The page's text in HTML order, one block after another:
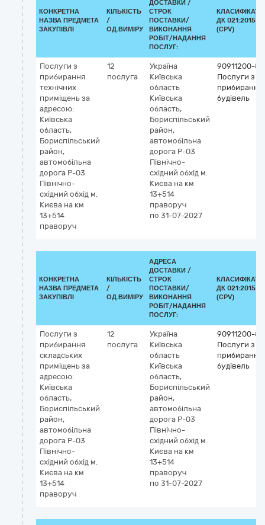
КОНКРЕТНА
НАЗВА ПРЕДМЕТА
ЗАКУПІВЛІ
КІЛЬКІСТЬ
/
ОД.ВИМІРУ
ДОСТАВКИ /
СТРОК
ПОСТАВКИ/
ВИКОНАННЯ
РОБІТ/НАДАННЯ
ПОСЛУГ:
ДК 021:2015
(CPV)
Послуги з
прибирання
технічних
приміщень за
адресою:
Київська
область,
Бориспільський
район,
автомобільна
дорога Р-03
Північно-
східний обхід м.
Києва на км
13+514
праворуч
12
послуга
Україна
Київська
область
Київська
область,
Бориспільський
район,
автомобільна
дорога Р-03
Північно-
східний обхід м.
Києва на км
13+514
праворуч
по 31-07-2027
90911200-8
Послуги з
прибирання
будівель
КОНКРЕТНА
НАЗВА ПРЕДМЕТА
ЗАКУПІВЛІ
КІЛЬКІСТЬ
/
ОД.ВИМІРУ
АДРЕСА
ДОСТАВКИ /
СТРОК
ПОСТАВКИ/
ВИКОНАННЯ
РОБІТ/НАДАННЯ
ПОСЛУГ:
ДК 021:2015
(CPV)
Послуги з
прибирання
складських
приміщень за
адресою:
Київська
область,
Бориспільський
район,
автомобільна
дорога Р-03
Північно-
східний обхід м.
Києва на км
13+514
праворуч
12
послуга
Україна
Київська
область
Київська
область,
Бориспільський
район,
автомобільна
дорога Р-03
Північно-
східний обхід м.
Києва на км
13+514
праворуч
по 31-07-2027
90911200-8
Послуги з
прибирання
будівель